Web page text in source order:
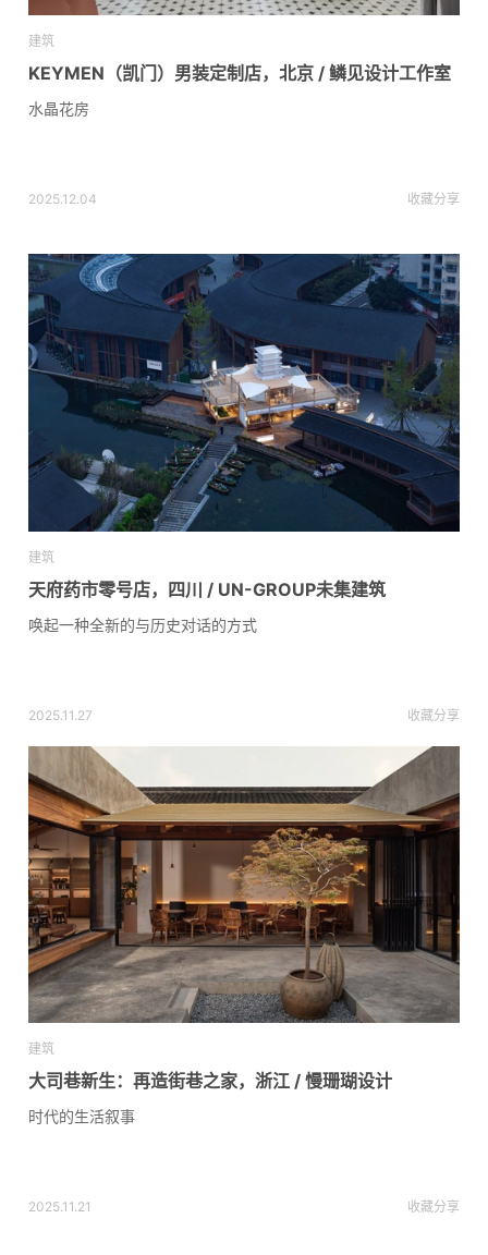
建筑
KEYMEN（凯门）男装定制店，北京 / 鳞见设计工作室
水晶花房
2025.12.04 收藏分享
建筑
天府药市零号店，四川 / UN-GROUP未集建筑
唤起一种全新的与历史对话的方式
2025.11.27 收藏分享
建筑
大司巷新生：再造街巷之家，浙江 / 慢珊瑚设计
时代的生活叙事
2025.11.21 收藏分享